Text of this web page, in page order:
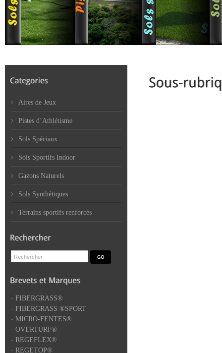
Aires de Jeux
Pistes d’Athlétisme
Sols Spéciaux
Sols Sportifs Indoor
Gazons Naturels
Sols Synthétiques
Terrains sportifs renforcés
- FIBERGRASS®
- FIBERGRASS ®SPORT
- MICRO-FENTES®
- OVERTURF®
- REGEFLEX®
- REGETOP®